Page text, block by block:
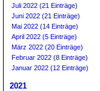
Juli 2022 (21 Einträge)
Juni 2022 (21 Einträge)
Mai 2022 (14 Einträge)
April 2022 (5 Einträge)
März 2022 (20 Einträge)
Februar 2022 (8 Einträge)
Januar 2022 (12 Einträge)
2021